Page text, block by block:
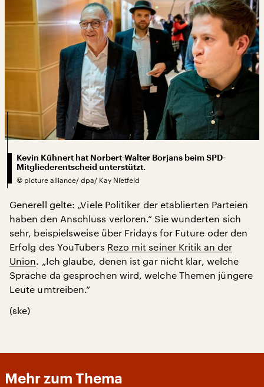
Kevin Kühnert hat Norbert-Walter Borjans beim SPD-
Mitgliederentscheid unterstützt.
© picture alliance/ dpa/ Kay Nietfeld
Generell gelte: „Viele Politiker der etablierten Parteien
haben den Anschluss verloren.“ Sie wunderten sich
sehr, beispielsweise über Fridays for Future oder den
Erfolg des YouTubers Rezo mit seiner Kritik an der
Union. „Ich glaube, denen ist gar nicht klar, welche
Sprache da gesprochen wird, welche Themen jüngere
Leute umtreiben.“
(ske)
Mehr zum Thema